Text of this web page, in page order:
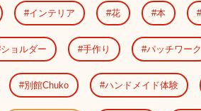
インテリア 花 本
ショルダー 手作り パッチワーク
別館Chuko ハンドメイド体験